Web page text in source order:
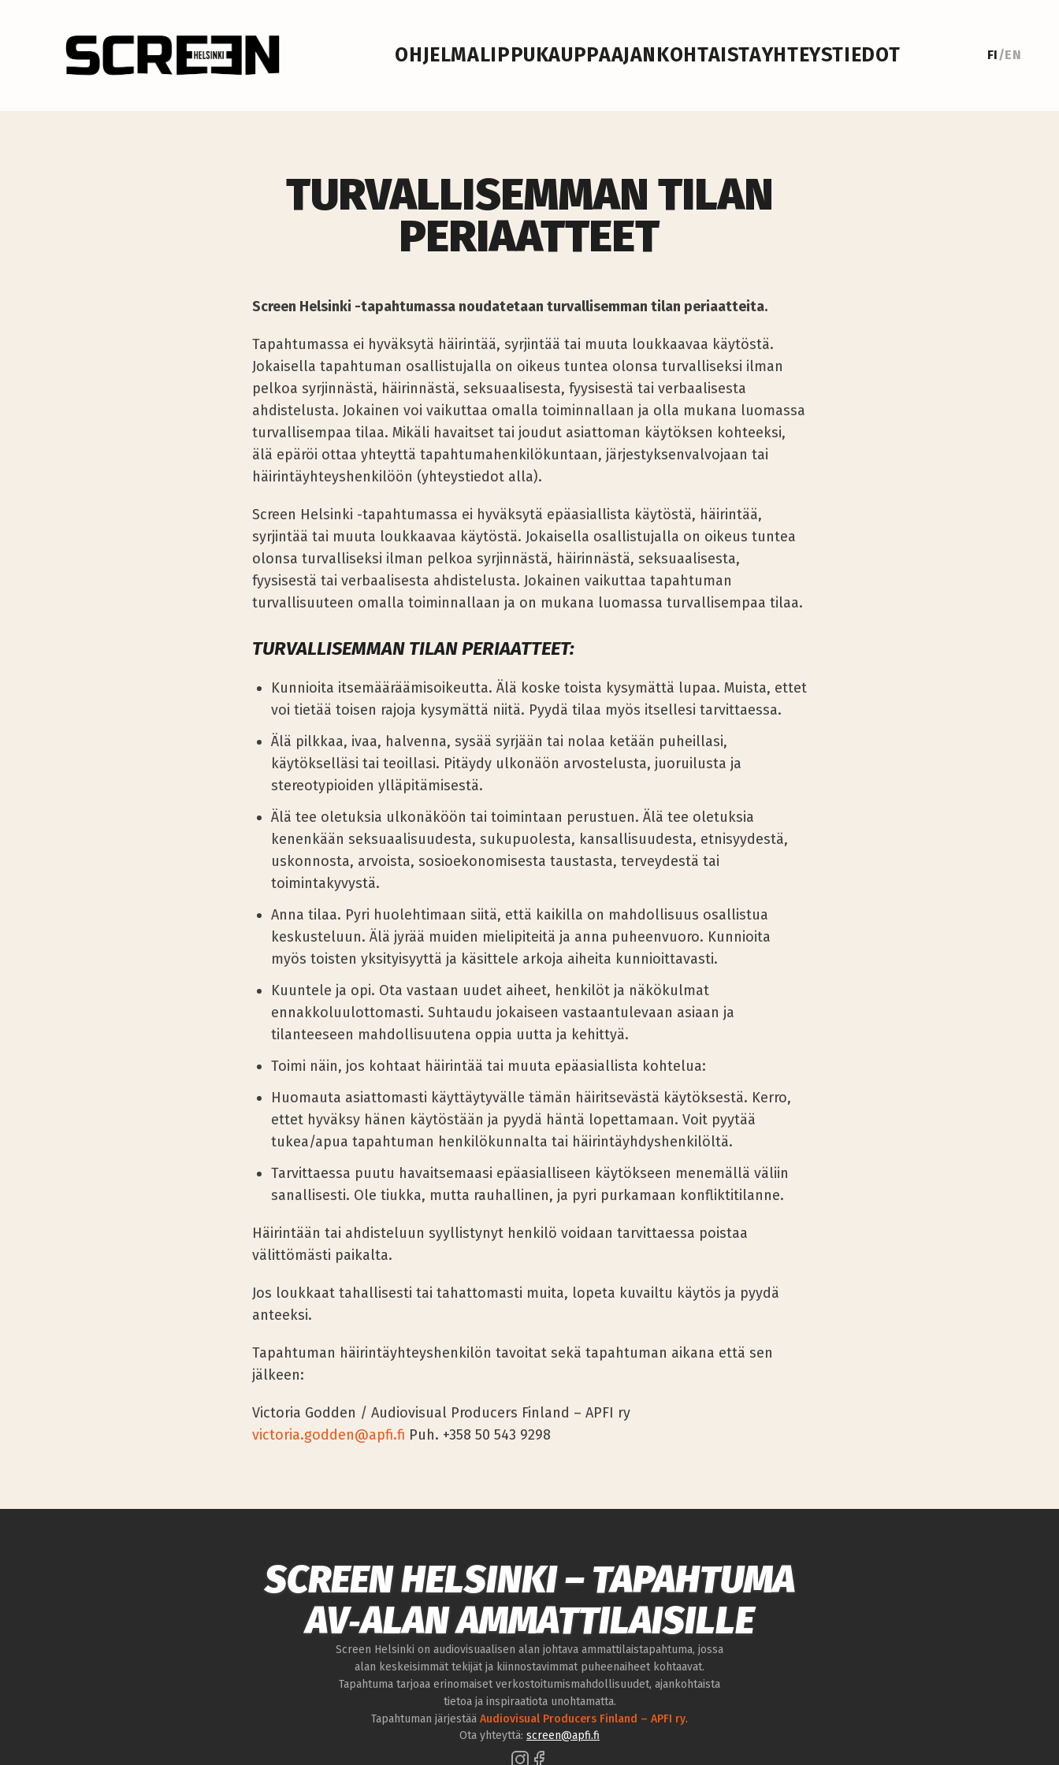
OHJELMALIPPUKAUPPAAJANKOHTAISTAYHTEYSTIEDOT FI/EN
TURVALLISEMMAN TILAN
PERIAATTEET
Screen Helsinki -tapahtumassa noudatetaan turvallisemman tilan periaatteita.
Tapahtumassa ei hyväksytä häirintää, syrjintää tai muuta loukkaavaa käytöstä.
Jokaisella tapahtuman osallistujalla on oikeus tuntea olonsa turvalliseksi ilman
pelkoa syrjinnästä, häirinnästä, seksuaalisesta, fyysisestä tai verbaalisesta
ahdistelusta. Jokainen voi vaikuttaa omalla toiminnallaan ja olla mukana luomassa
turvallisempaa tilaa. Mikäli havaitset tai joudut asiattoman käytöksen kohteeksi,
älä epäröi ottaa yhteyttä tapahtumahenkilökuntaan, järjestyksenvalvojaan tai
häirintäyhteyshenkilöön (yhteystiedot alla).
Screen Helsinki -tapahtumassa ei hyväksytä epäasiallista käytöstä, häirintää,
syrjintää tai muuta loukkaavaa käytöstä. Jokaisella osallistujalla on oikeus tuntea
olonsa turvalliseksi ilman pelkoa syrjinnästä, häirinnästä, seksuaalisesta,
fyysisestä tai verbaalisesta ahdistelusta. Jokainen vaikuttaa tapahtuman
turvallisuuteen omalla toiminnallaan ja on mukana luomassa turvallisempaa tilaa.
TURVALLISEMMAN TILAN PERIAATTEET:
Kunnioita itsemääräämisoikeutta. Älä koske toista kysymättä lupaa. Muista, ettet
voi tietää toisen rajoja kysymättä niitä. Pyydä tilaa myös itsellesi tarvittaessa.
Älä pilkkaa, ivaa, halvenna, sysää syrjään tai nolaa ketään puheillasi,
käytökselläsi tai teoillasi. Pitäydy ulkonäön arvostelusta, juoruilusta ja
stereotypioiden ylläpitämisestä.
Älä tee oletuksia ulkonäköön tai toimintaan perustuen. Älä tee oletuksia
kenenkään seksuaalisuudesta, sukupuolesta, kansallisuudesta, etnisyydestä,
uskonnosta, arvoista, sosioekonomisesta taustasta, terveydestä tai
toimintakyvystä.
Anna tilaa. Pyri huolehtimaan siitä, että kaikilla on mahdollisuus osallistua
keskusteluun. Älä jyrää muiden mielipiteitä ja anna puheenvuoro. Kunnioita
myös toisten yksityisyyttä ja käsittele arkoja aiheita kunnioittavasti.
Kuuntele ja opi. Ota vastaan uudet aiheet, henkilöt ja näkökulmat
ennakkoluulottomasti. Suhtaudu jokaiseen vastaantulevaan asiaan ja
tilanteeseen mahdollisuutena oppia uutta ja kehittyä.
Toimi näin, jos kohtaat häirintää tai muuta epäasiallista kohtelua:
Huomauta asiattomasti käyttäytyvälle tämän häiritsevästä käytöksestä. Kerro,
ettet hyväksy hänen käytöstään ja pyydä häntä lopettamaan. Voit pyytää
tukea/apua tapahtuman henkilökunnalta tai häirintäyhdyshenkilöltä.
Tarvittaessa puutu havaitsemaasi epäasialliseen käytökseen menemällä väliin
sanallisesti. Ole tiukka, mutta rauhallinen, ja pyri purkamaan konfliktitilanne.
Häirintään tai ahdisteluun syyllistynyt henkilö voidaan tarvittaessa poistaa
välittömästi paikalta.
Jos loukkaat tahallisesti tai tahattomasti muita, lopeta kuvailtu käytös ja pyydä
anteeksi.
Tapahtuman häirintäyhteyshenkilön tavoitat sekä tapahtuman aikana että sen
jälkeen:
Victoria Godden / Audiovisual Producers Finland – APFI ry
victoria.godden@apfi.fi Puh. +358 50 543 9298
SCREEN HELSINKI – TAPAHTUMA
AV‑ALAN AMMATTILAISILLE
Screen Helsinki on audiovisuaalisen alan johtava ammattilais­tapahtuma, jossa
alan keskeisimmät tekijät ja kiinnostavimmat puheenaiheet kohtaavat.
Tapahtuma tarjoaa erinomaiset verkostoitumismahdollisuudet, ajankohtaista
tietoa ja inspiraatiota unohtamatta.
Tapahtuman järjestää Audiovisual Producers Finland – APFI ry.
Ota yhteyttä: screen@apfi.fi